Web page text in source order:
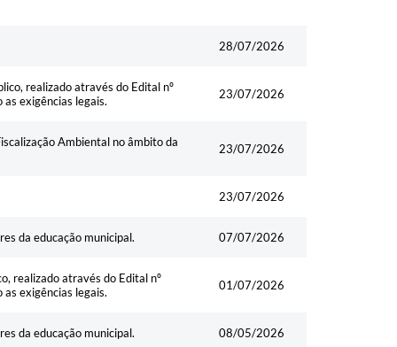
28/07/2026
realizado através do Edital nº
exigências legais.
23/07/2026
Ambiental no âmbito da 23/07/2026
23/07/2026
da educação municipal. 07/07/2026
realizado através do Edital nº
exigências legais.
01/07/2026
da educação municipal. 08/05/2026